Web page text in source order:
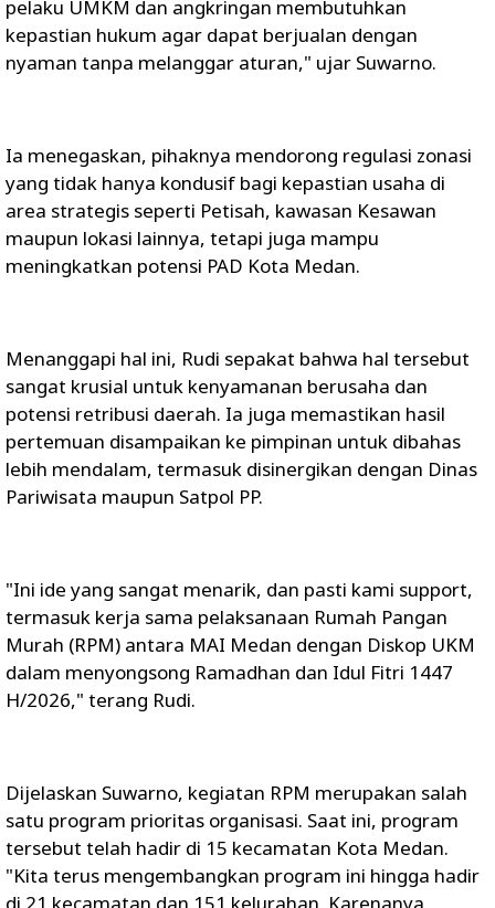
pelaku UMKM dan angkringan membutuhkan
kepastian hukum agar dapat berjualan dengan
nyaman tanpa melanggar aturan," ujar Suwarno.
Ia menegaskan, pihaknya mendorong regulasi zonasi
yang tidak hanya kondusif bagi kepastian usaha di
area strategis seperti Petisah, kawasan Kesawan
maupun lokasi lainnya, tetapi juga mampu
meningkatkan potensi PAD Kota Medan.
Menanggapi hal ini, Rudi sepakat bahwa hal tersebut
sangat krusial untuk kenyamanan berusaha dan
potensi retribusi daerah. Ia juga memastikan hasil
pertemuan disampaikan ke pimpinan untuk dibahas
lebih mendalam, termasuk disinergikan dengan Dinas
Pariwisata maupun Satpol PP.
"Ini ide yang sangat menarik, dan pasti kami support,
termasuk kerja sama pelaksanaan Rumah Pangan
Murah (RPM) antara MAI Medan dengan Diskop UKM
dalam menyongsong Ramadhan dan Idul Fitri 1447
H/2026," terang Rudi.
Dijelaskan Suwarno, kegiatan RPM merupakan salah
satu program prioritas organisasi. Saat ini, program
tersebut telah hadir di 15 kecamatan Kota Medan.
"Kita terus mengembangkan program ini hingga hadir